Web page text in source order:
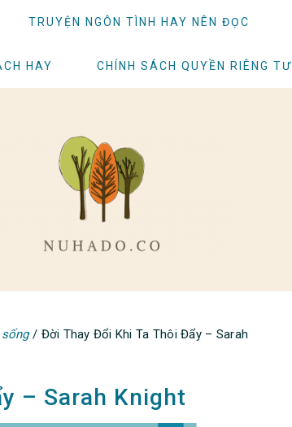
TRUYỆN NGÔN TÌNH HAY NÊN ĐỌC
HAY CHÍNH SÁCH QUYỀN RIÊNG TƯ
/ Đời Thay Đổi Khi Ta Thôi Đẩy – Sarah
– Sarah Knight